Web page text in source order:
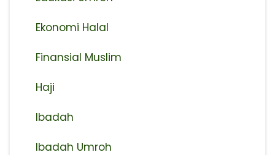
Ekonomi Halal
Finansial Muslim
Haji
Ibadah
Ibadah Umroh